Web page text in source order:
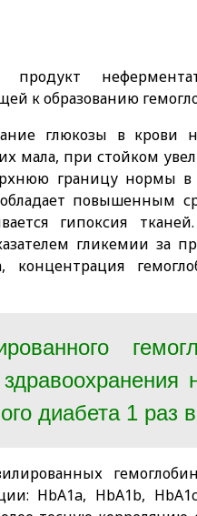
к образованию
глюкозы в крови
мала, при стойком
границу нормы в
повышенным
гипоксия
гликемии за
диабета 1 раз
НbA1a, HbA1b,